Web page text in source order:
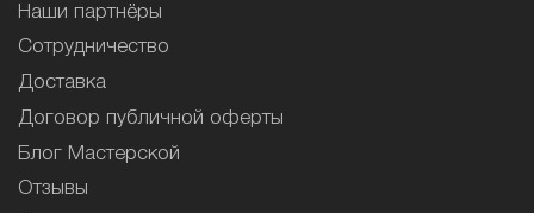
Наши партнёры
Сотрудничество
Доставка
Договор публичной оферты
Блог Мастерской
Отзывы